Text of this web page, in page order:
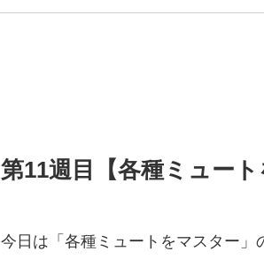
第11週目【各種ミュー
今日は「各種ミュートをマスター」